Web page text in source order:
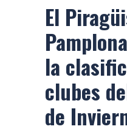
El
la
clubes
de